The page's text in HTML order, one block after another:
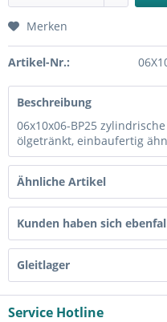
Merken
Artikel-Nr.:
Beschreibung
06x10x06-BP25
ölgetränkt, einbaufertig
Ähnliche Artikel
Kunden haben sich
Gleitlager
Service Hotline